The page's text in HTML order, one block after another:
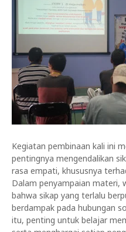
Kegiatan pembinaan kali ini
pentingnya mengendalikan
rasa empati, khususnya
Dalam penyampaian materi,
bahwa sikap yang terlalu
berdampak pada hubungan
itu, penting untuk belajar